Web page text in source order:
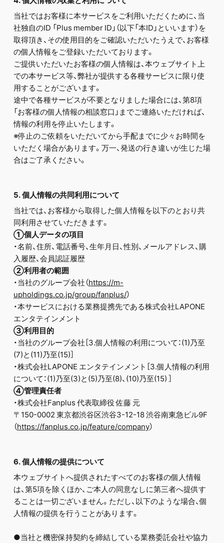
当社ではお客様に本サービスをご利用いただくために、当
社独自のID 「Plus member ID」（以下「本ID」といいます）を
取得頂き、その使用目的をご確認いただいたうえで、お客様
の個人情報をご登録いただいております。
ご提供いただいたお客様の個人情報は、本ウェブサイト上
での本サービス等、弊社が提供する各種サービスに限り使
用することがございます。
途中で各種サービスが不要となりました場合には、第8項
「お客様の個人情報の相談窓口」までご連絡いただければ、
情報の利用を停止いたします。
※停止のご依頼をいただいてから手配までに少々お時間を
いただく場合があります。万一、発送の行き違いが生じた場
合はご了承ください。
5. 個人情報の共同利用について
当社では、お客様から取得した個人情報を以下のとおり共
同利用させていただきます。
①個人データの項目
・名前、住所、電話番号、生年月日、性別、メールアドレス、購
入履歴、会員認証履歴
②利用者の範囲
・当社のグループ会社（https://m-
upholdings.co.jp/group/fanplus/）
・本サービスにおける業務提携先である株式会社LAPONE
エンタテインメント
③利用目的
・当社のグループ会社［3.個人情報の利用について：(1)乃至
(7)と(11)乃至(15)］
・株式会社LAPONE エンタテインメント［3.個人情報の利用
について：(1)乃至(3)と(5)乃至(8)、(10)乃至(15) ］
④管理責任者
・株式会社Fanplus 代表取締役 佐藤 元
〒150-0002 東京都渋谷区渋谷3-12-18 渋谷南東急ビル9F
（https://fanplus.co.jp/feature/company）
6. 個人情報の提供について
本ウェブサイトへ提供されたすべてのお客様の個人情報
は、第5項を除くほか、ご本人の同意なしに第三者へ提供す
ることは一切ございません。ただし、以下のような場合、個
人情報の提供を行うことがあります。
●当社と機密保持契約を締結している業務委託会社や協力